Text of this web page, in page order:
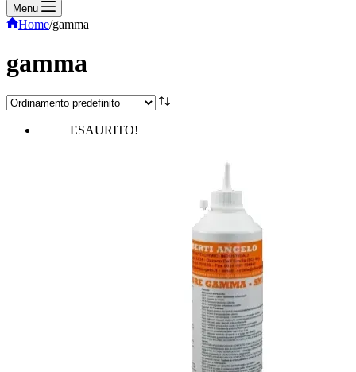
Menu
Home/gamma
gamma
ESAURITO!